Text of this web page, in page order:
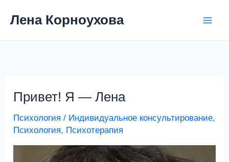
Лена Корноухова
Привет! Я — Лена
Психология / Индивидуальное консультирование,
Психология, Психотерапия
Привет!
—